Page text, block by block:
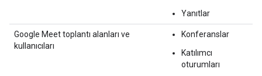
Yanıtlar
Google Meet toplantı alanları ve
kullanıcıları
Konferanslar
Katılımcı
oturumları